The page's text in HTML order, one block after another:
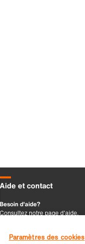
Paramètres des cookies